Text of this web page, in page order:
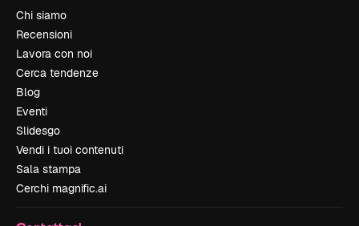
Chi siamo
Recensioni
Lavora con noi
Cerca tendenze
Blog
Eventi
Slidesgo
Vendi i tuoi contenuti
Sala stampa
Cerchi magnific.ai